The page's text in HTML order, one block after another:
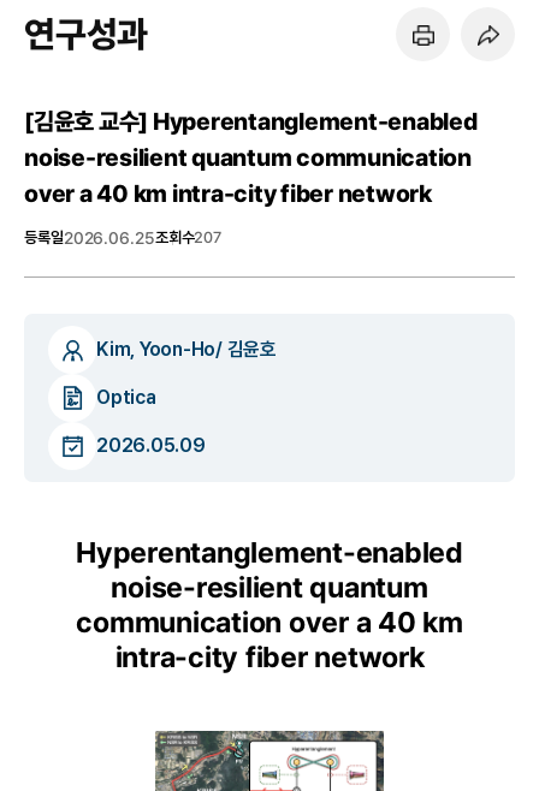
연구성과
[김윤호 교수] Hyperentanglement-enabled
noise-resilient quantum communication
over a 40 km intra-city fiber network
등록일2026.06.25조회수207
Kim, Yoon-Ho/ 김윤호
Optica
2026.05.09
Hyperentanglement-enabled
noise-resilient quantum
communication over a 40 km
intra-city fiber network